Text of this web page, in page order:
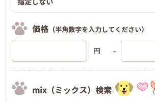
価格 （半角数字を入力してください）
円
mix（ミックス）検索